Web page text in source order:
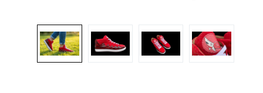
Bildergalerie überspringen